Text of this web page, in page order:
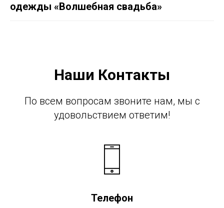
одежды «Волшебная свадьба»
Наши Контакты
По всем вопросам звоните нам, мы с
удовольствием ответим!
Телефон